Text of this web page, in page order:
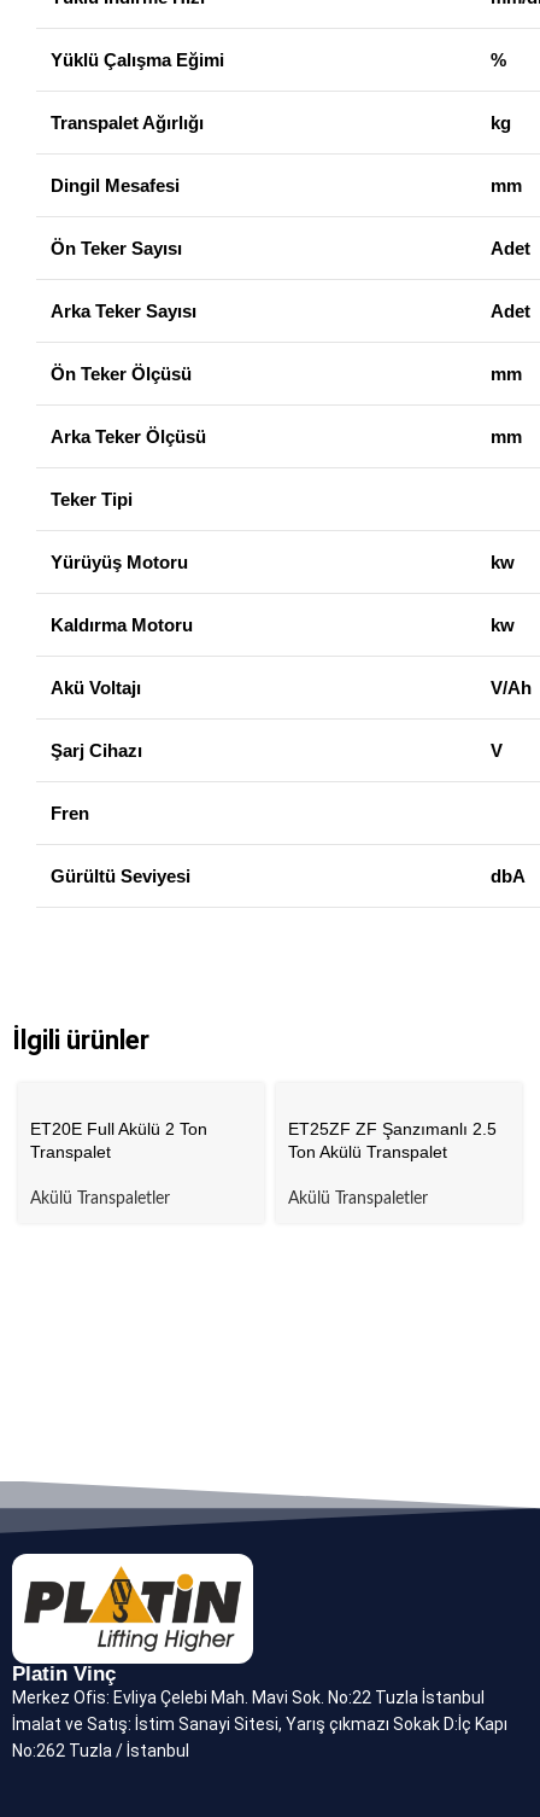
Yüklü Çalışma Eğimi %
Transpalet Ağırlığı kg
Dingil Mesafesi mm
Ön Teker Sayısı Adet
Arka Teker Sayısı Adet
Ön Teker Ölçüsü mm
Arka Teker Ölçüsü mm
Teker Tipi
Yürüyüş Motoru kw
Kaldırma Motoru kw
Akü Voltajı V/Ah
Şarj Cihazı V
Fren
Gürültü Seviyesi dbA
İlgili ürünler
ET20E Full Akülü 2 Ton
Transpalet
Akülü Transpaletler
ET25ZF ZF Şanzımanlı 2.5
Ton Akülü Transpalet
Akülü Transpaletler
Platin Vinç
Merkez Ofis: Evliya Çelebi Mah. Mavi Sok. No:22 Tuzla İstanbul
İmalat ve Satış: İstim Sanayi Sitesi, Yarış çıkmazı Sokak D:İç Kapı
No:262 Tuzla / İstanbul